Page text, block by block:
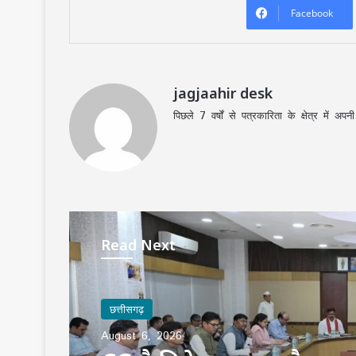
Facebook
jagjaahir desk
पिछले 7 वर्षों से पत्रकारिता के क्षेत्र में
Read Next
छत्तीसगढ़
August 6, 2026
छत्तीसगढ़